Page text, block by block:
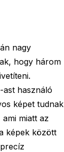
nagy
hogy három
ast használó
képet tudnak
miatt az
képek között